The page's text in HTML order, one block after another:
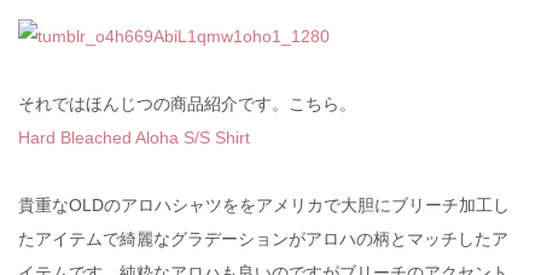
それではほんじつの商品紹介です。こちら。
Hard Bleached Aloha S/S Shirt
貴重なOLDのアロハシャツををアメリカで大胆にブリーチ加工し
たアイテムで綺麗なグラデーションがアロハの柄とマッチしたア